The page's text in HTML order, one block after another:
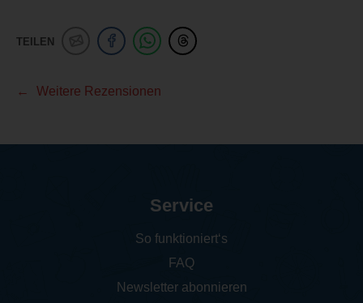
TEILEN
Weitere Rezensionen
Service
So funktioniert‘s
FAQ
Newsletter abonnieren